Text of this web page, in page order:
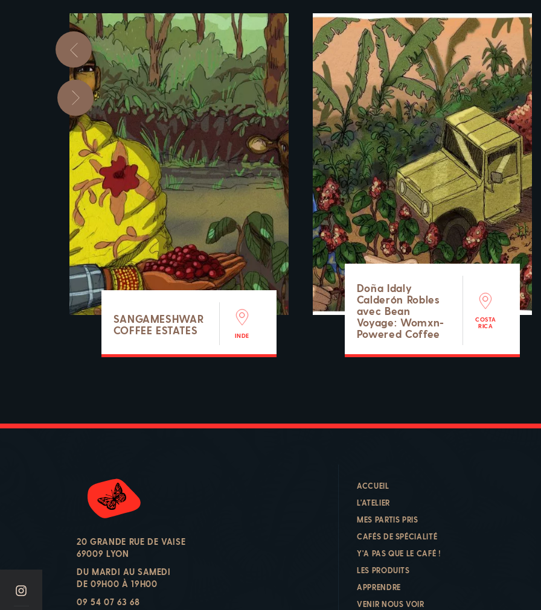
SANGAMESHWAR
COFFEE ESTATES
INDE
Doña Idaly
Calderón Robles
avec Bean
Voyage: Womxn-
Powered Coffee
COSTA
RICA
20 GRANDE RUE DE VAISE
69009 LYON
DU MARDI AU SAMEDI
DE 09H00 À 19H00
09 54 07 63 68
ACCUEIL
L'ATELIER
MES PARTIS PRIS
CAFÉS DE SPÉCIALITÉ
Y'A PAS QUE LE CAFÉ !
LES PRODUITS
APPRENDRE
VENIR NOUS VOIR